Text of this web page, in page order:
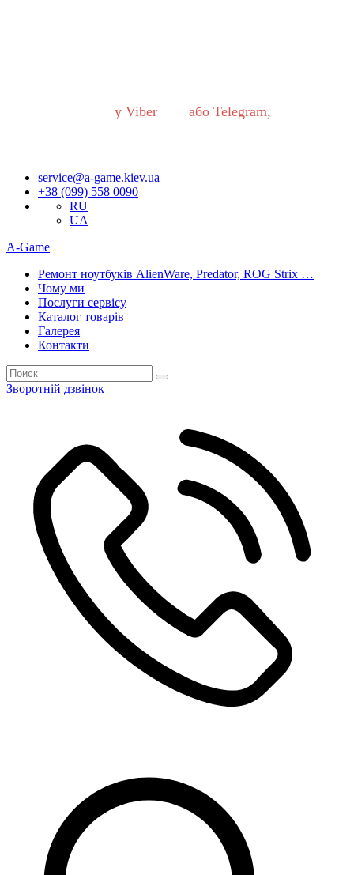
у Viber або Telegram,
service@a-game.kiev.ua
+38 (099) 558 0090
RU
UA
A-Game
Ремонт ноутбуків AlienWare, Predator, ROG Strix …
Чому ми
Послуги сервісу
Каталог товарів
Галерея
Контакти
Зворотній дзвінок